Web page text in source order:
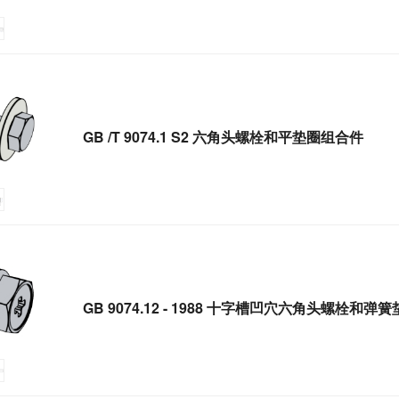
GB /T 9074.1 S2 六角头螺栓和平垫圈组合件
GB 9074.12 - 1988 十字槽凹穴六角头螺栓和弹簧